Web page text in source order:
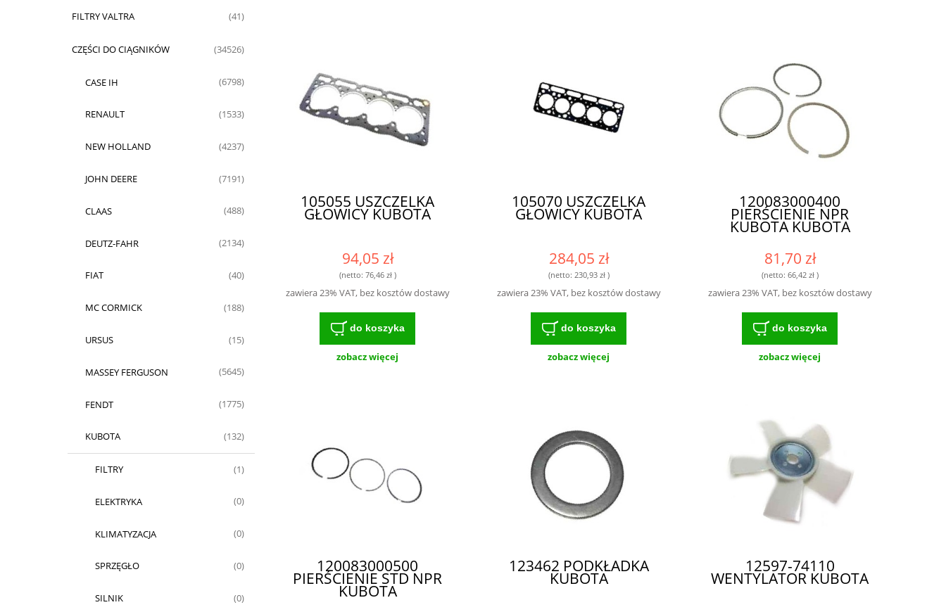
FILTRY VALTRA (41)
CZĘŚCI DO CIĄGNIKÓW (34526)
CASE IH (6798)
RENAULT (1533)
NEW HOLLAND (4237)
JOHN DEERE (7191)
CLAAS (488)
DEUTZ-FAHR (2134)
FIAT (40)
MC CORMICK (188)
URSUS (15)
MASSEY FERGUSON (5645)
FENDT (1775)
KUBOTA (132)
FILTRY (1)
ELEKTRYKA (0)
KLIMATYZACJA (0)
SPRZĘGŁO (0)
SILNIK (0)
105055 USZCZELKA
GŁOWICY KUBOTA
94,05 zł
(netto: 76,46 zł)
zawiera 23% VAT, bez kosztów dostawy
do koszyka
zobacz więcej
105070 USZCZELKA
GŁOWICY KUBOTA
284,05 zł
(netto: 230,93 zł)
zawiera 23% VAT, bez kosztów dostawy
do koszyka
zobacz więcej
120083000400
PIERŚCIENIE NPR
KUBOTA KUBOTA
81,70 zł
(netto: 66,42 zł)
zawiera 23% VAT, bez kosztów dostawy
do koszyka
zobacz więcej
120083000500
PIERŚCIENIE STD NPR
KUBOTA
123462 PODKŁADKA
KUBOTA
12597-74110
WENTYLATOR KUBOTA